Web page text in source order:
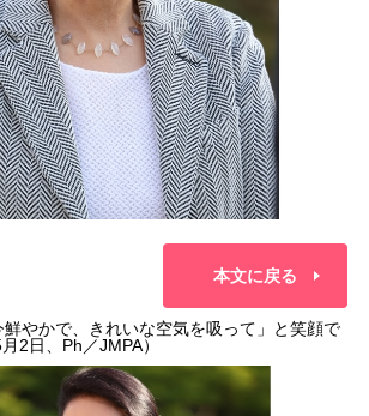
本文に戻る
やかで、きれいな空気を吸って」と笑顔で
2日、Ph／JMPA）